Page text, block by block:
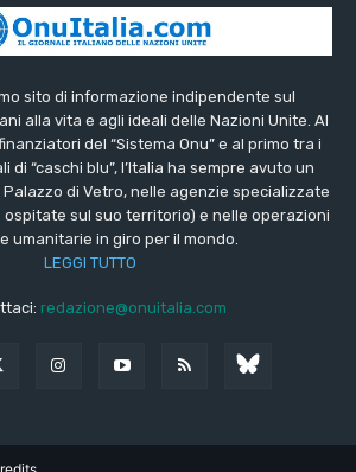
sito di informazione indipendente sul
alla vita e agli ideali delle Nazioni Unite. Al
del “Sistema Onu” e al primo tra i
“caschi blu”, l’Italia ha sempre avuto un
di Vetro, nelle agenzie specializzate
ospitate sul suo territorio) e nelle operazioni
umanitarie in giro per il mondo.
LEGGI TUTTO
redazione@onuitalia.com